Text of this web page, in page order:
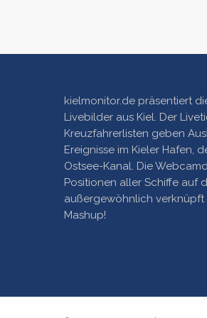
kielmonitor.de präsentiert
Livebilder aus Kiel. Der
Kreuzfahrerlisten geben
Ereignisse im Kieler Hafen,
Ostsee-Kanal. Die
Positionen aller Schiffe auf
außergewöhnlich verknüpft
Mashup!